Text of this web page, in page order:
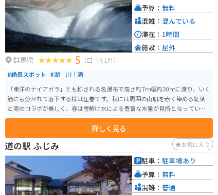
群馬県 5 （口コミ1件）
#絶景スポット #湖｜川｜滝
「東洋のナイアガラ」とも称される名瀑布で高さ約7ｍ幅約30ｍに渡り、いく
筋にも分かれて落下する様は圧巻です。秋には周囲の山肌を赤く染める紅葉
と滝のコラボが美しく、春は雪解け水による豊富な水量が見所となっていま
す。滝の周囲には吊り橋や観瀑台のある遊歩道があり、多様な角度から滝を
詳しく見る
予算： 無料
混雑： 混んでいる
滞在： 1時間
施設： 屋外
道の駅 ふじみ お気に入り
駐車： 駐車場あり
予算： 無料
混雑： 普通